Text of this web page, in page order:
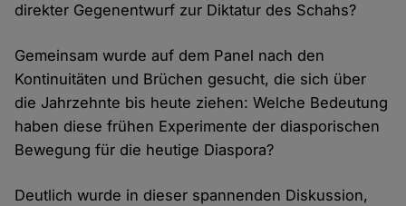
direkter Gegenentwurf zur Diktatur des Schahs?
Gemeinsam wurde auf dem Panel nach den
Kontinuitäten und Brüchen gesucht, die sich über
die Jahrzehnte bis heute ziehen: Welche Bedeutung
haben diese frühen Experimente der diasporischen
Bewegung für die heutige Diaspora?
Deutlich wurde in dieser spannenden Diskussion,